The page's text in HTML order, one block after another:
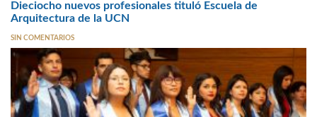
Dieciocho nuevos profesionales tituló Escuela de
Arquitectura de la UCN
SIN COMENTARIOS